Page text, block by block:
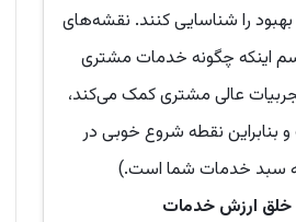
را شناسایی کنند. نقشه‌های
اینکه چگونه خدمات مشتری
عالی مشتری کمک می‌کند،
نقطه شروع خوبی در
سبد خدمات شما است.)
ارزش خدمات